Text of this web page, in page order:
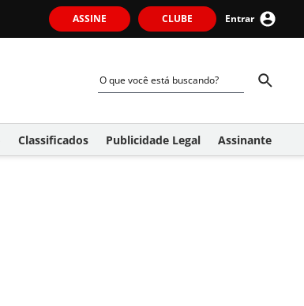
ASSINE CLUBE Entrar
Classificados Publicidade Legal Assinante